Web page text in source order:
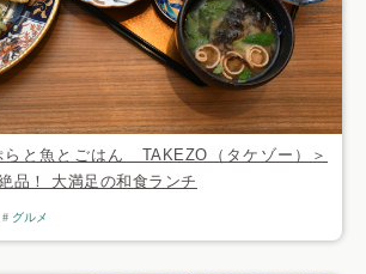
らと魚とごはん TAKEZO（タケゾー）＞
品！ 大満足の和食ランチ
グルメ